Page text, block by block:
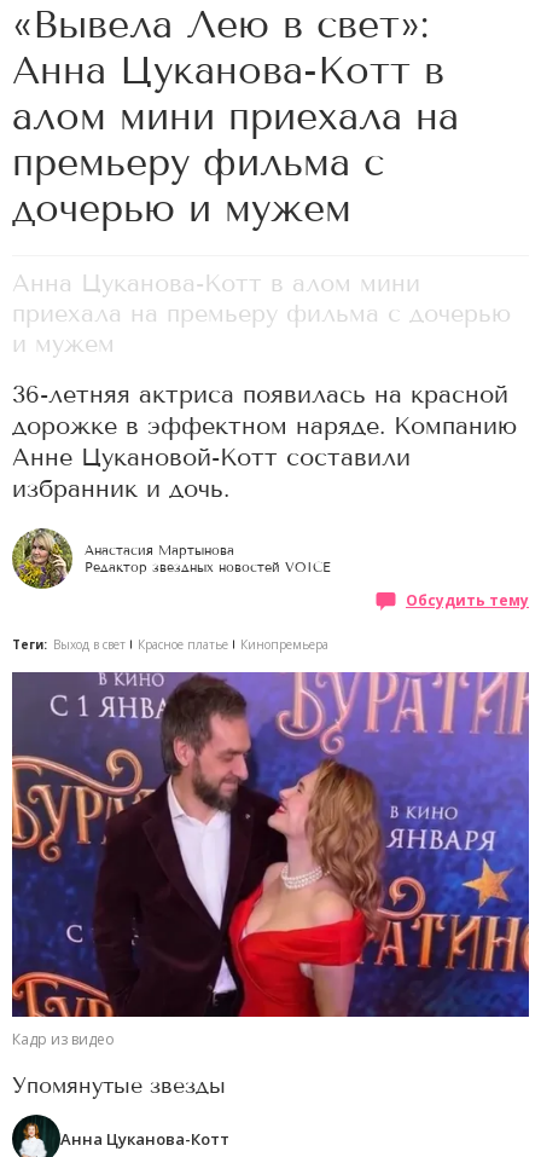
«Вывела Лею в свет»:
Анна Цуканова-Котт в
алом мини приехала на
премьеру фильма с
дочерью и мужем
Анна Цуканова-Котт в алом мини
приехала на премьеру фильма с дочерью
и мужем
36-летняя актриса появилась на красной
дорожке в эффектном наряде. Компанию
Анне Цукановой-Котт составили
избранник и дочь.
Анастасия Мартынова
Редактор звездных новостей VOICE
Обсудить тему
Теги: Выход в свет Красное платье Кинопремьера
Кадр из видео
Упомянутые звезды
Анна Цуканова-Котт